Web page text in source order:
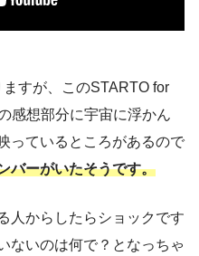
すが、このSTARTO for
感想部分に宇宙に浮かん
っているところがあるので
バーがいたそうです。
人からしたらショックです
ないのは何で？となっちゃ